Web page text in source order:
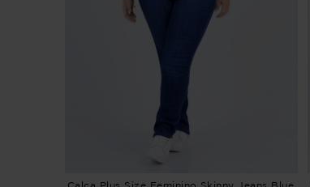
Calça Plus Size Feminino Skinny Jeans Blue